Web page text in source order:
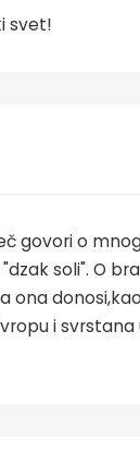
svet!
govori o
soli". O
ona
i